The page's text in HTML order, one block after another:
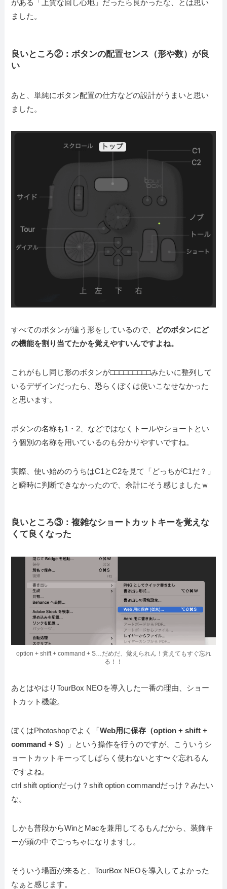
がある「上質な回し心地」だったら良かったな、とは思い
ました。
良いところ②：ボタンの配置センス（形や数）が良
い
あと、単純にボタン配置の仕方などの設計がうまいと思い
ました。
すべてのボタンが違う形をしているので、 どのボタンにど
の機能を割り当てたかを覚えやすいんですよね。
これがもし同じ形のボタンが□□□□□□□□□みたいに整列して
いるデザインだったら、恐らくぼくは使いこなせなかった
と思います。
ボタンの名称も1・2、などではなくトールやショートとい
う個別の名称を用いているのも分かりやすいですね。
実際、使い始めのうちはC1とC2を見て「どっちがC1だ？」
と瞬時に判断できなかったので、余計にそう感じましたｗ
良いところ③：複雑なショートカットキーを覚えな
くて良くなった
option + shift + command + S…だめだ、覚えられん！覚えてもすぐ忘れ
る！！
あとはやはりTourBox NEOを導入した一番の理由、ショー
トカット機能。
ぼくはPhotoshopでよく「Web用に保存（option + shift +
command + S）
」という操作を行うのですが、こういうシ
ョートカットキーってしばらく使わないとす〜ぐ忘れるん
ですよね。
ctrl shift optionだっけ？shift option commandだっけ？みたい
な。
しかも普段からWinとMacを兼用してるもんだから、装飾キ
ーが頭の中でごっちゃになりますし。
そういう場面が来ると、TourBox NEOを導入してよかった
なぁと感じます。